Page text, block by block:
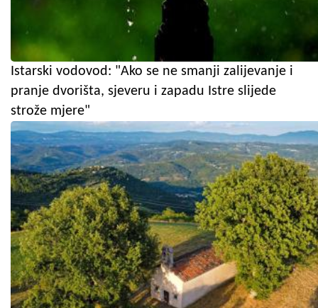
Istarski vodovod: "Ako se ne smanji zalijevanje i
pranje dvorišta, sjeveru i zapadu Istre slijede
strože mjere"